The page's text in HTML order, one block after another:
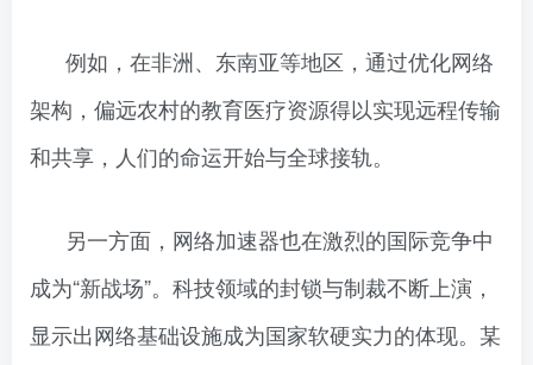
例如，在非洲、东南亚等地区，通过优化网络
架构，偏远农村的教育医疗资源得以实现远程传输
和共享，人们的命运开始与全球接轨。
另一方面，网络加速器也在激烈的国际竞争中
成为“新战场”。科技领域的封锁与制裁不断上演，
显示出网络基础设施成为国家软硬实力的体现。某